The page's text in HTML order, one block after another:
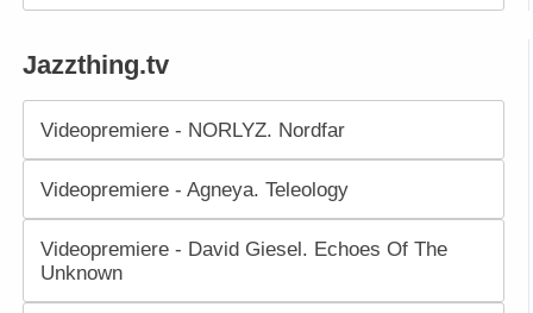
Jazzthing.tv
Videopremiere - NORLYZ. Nordfar
Videopremiere - Agneya. Teleology
Videopremiere - David Giesel. Echoes Of The
Unknown